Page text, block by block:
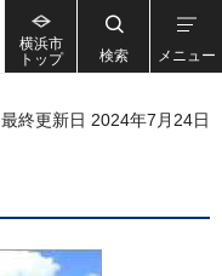
横浜市
トップ
検索 メニュー
最終更新日 2024年7月24日